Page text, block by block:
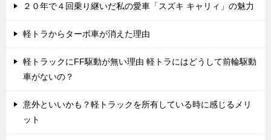
２０年で４回乗り継いだ私の愛車「スズキ キャリィ」の魅力
軽トラからターボ車が消えた理由
軽トラックにFF駆動が無い理由 軽トラにはどうして前輪駆動
車がないの？
意外といいかも？軽トラックを所有している時に感じるメリ
ット